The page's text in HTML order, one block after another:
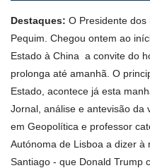
Destaques: O Presidente dos
Pequim. Chegou ontem ao
Estado à China a convite do
prolonga até amanhã. O
Estado, acontece já esta
Jornal, análise e antevisão da
em Geopolítica e professor
Autónoma de Lisboa a dizer
Santiago - que Donald Trump